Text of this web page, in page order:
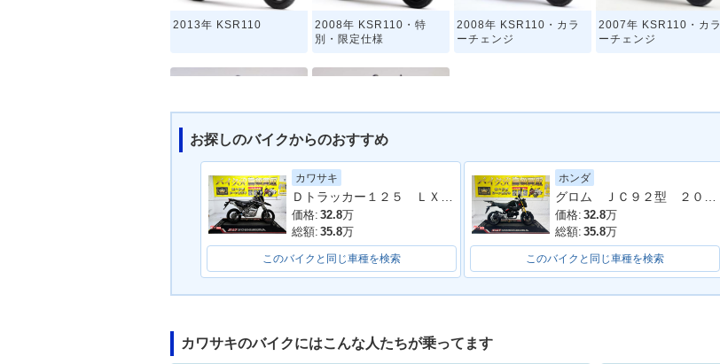
2013年 KSR110
2008年 KSR110・特
別・限定仕様
2008年 KSR110・カラ
ーチェンジ
2007年 KSR110・カラ
ーチェンジ
2004年 KSR110・カラ
ーチェンジ
2003年 KSR110・新登
場
お探しのバイクからのおすすめ
カワサキ
価格: 32.8万
総額: 35.8万
このバイクと同じ車種を検索
ホンダ
価格: 32.8万
総額: 35.8万
このバイクと同じ車種を検索
カワサキのバイクにはこんな人たちが乗ってます